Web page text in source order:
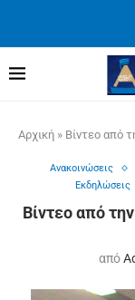
Αρχική » Βίντεο από
Ανακοινώσεις
Εκδηλώσεις
Βίντεο από
από